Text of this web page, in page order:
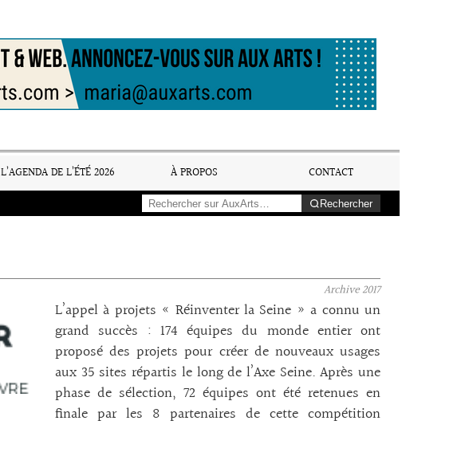
L’AGENDA DE L’ÉTÉ 2026 À PROPOS
CONTACT
Rechercher
Archive2017
L’appel à projets « Réinventer la Seine » a connu un
grand succès : 174 équipes du monde entier ont
proposé des projets pour créer de nouveaux usages
aux 35 sites répartis le long de l’Axe Seine. Après une
phase de sélection, 72 équipes ont été retenues en
finale par les 8 partenaires de cette compétition